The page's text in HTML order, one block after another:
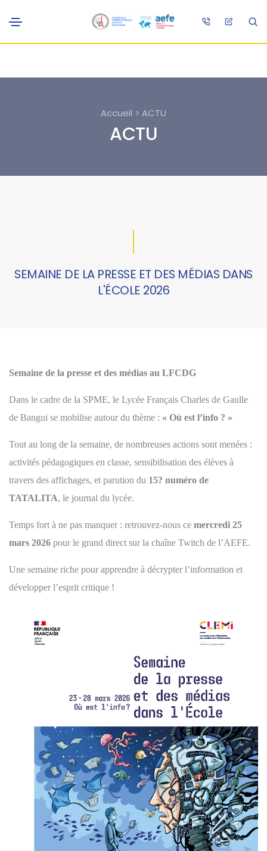
Accueil > ACTU
ACTU
SEMAINE DE LA PRESSE ET DES MÉDIAS DANS
L'ÉCOLE 2026
Semaine de la presse et des médias au LFCDG
Dans le cadre de la SPME, le Lycée Français Charles de Gaulle
de Bangui se mobilise autour du thème : « Où est l’info ? »
Tout au long de la semaine, de nombreuses actions sont menées :
activités pédagogiques en classe, sensibilisation des élèves à
travers des affichages, et parution du 15? numéro de
TATALITA, le journal du lycée.
Temps fort à ne pas manquer : retrouvez-nous ce mercredi 25
mars 2026 pour le grand direct sur la chaîne Twitch de l’AEFE.
Une semaine riche pour apprendre à décrypter l’information et
développer l’esprit critique !